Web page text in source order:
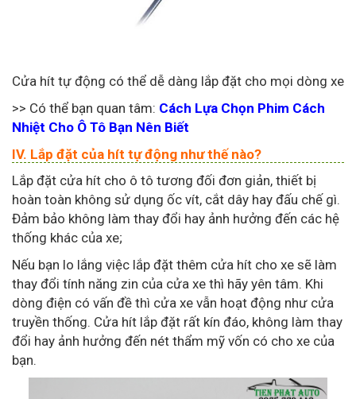
Cửa hít tự động có thể dễ dàng lắp đặt cho mọi dòng xe
>> Có thể bạn quan tâm: Cách Lựa Chọn Phim Cách
Nhiệt Cho Ô Tô Bạn Nên Biết
IV. Lắp đặt của hít tự động như thế nào?
Lắp đặt cửa hít cho ô tô tương đối đơn giản, thiết bị
hoàn toàn không sử dụng ốc vít, cắt dây hay đấu chế gì.
Đảm bảo không làm thay đổi hay ảnh hưởng đến các hệ
thống khác của xe;
Nếu bạn lo lắng việc lắp đặt thêm cửa hít cho xe sẽ làm
thay đổi tính năng zin của cửa xe thì hãy yên tâm. Khi
dòng điện có vấn đề thì cửa xe vẫn hoạt động như cửa
truyền thống. Cửa hít lắp đặt rất kín đáo, không làm thay
đổi hay ảnh hưởng đến nét thẩm mỹ vốn có cho xe của
bạn.